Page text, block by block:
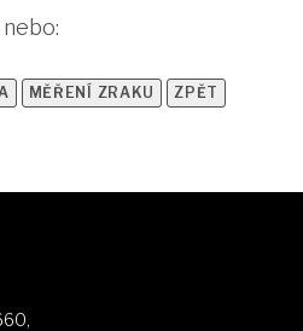
MĚŘENÍ ZRAKU ZPĚT